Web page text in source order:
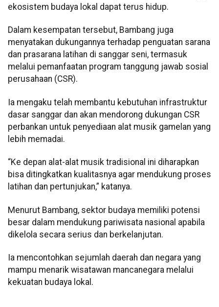
ekosistem budaya lokal dapat terus hidup.
Dalam kesempatan tersebut, Bambang juga
menyatakan dukungannya terhadap penguatan sarana
dan prasarana latihan di sanggar seni, termasuk
melalui pemanfaatan program tanggung jawab sosial
perusahaan (CSR).
Ia mengaku telah membantu kebutuhan infrastruktur
dasar sanggar dan akan mendorong dukungan CSR
perbankan untuk penyediaan alat musik gamelan yang
lebih memadai.
“Ke depan alat-alat musik tradisional ini diharapkan
bisa ditingkatkan kualitasnya agar mendukung proses
latihan dan pertunjukan,” katanya.
Menurut Bambang, sektor budaya memiliki potensi
besar dalam mendukung pariwisata nasional apabila
dikelola secara serius dan berkelanjutan.
Ia mencontohkan sejumlah daerah dan negara yang
mampu menarik wisatawan mancanegara melalui
kekuatan budaya lokal.